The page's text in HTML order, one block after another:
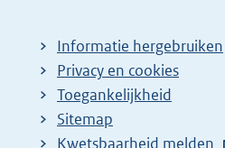
Informatie hergebruiken
Privacy en cookies
Toegankelijkheid
Sitemap
E
Kwetsbaarheid melden